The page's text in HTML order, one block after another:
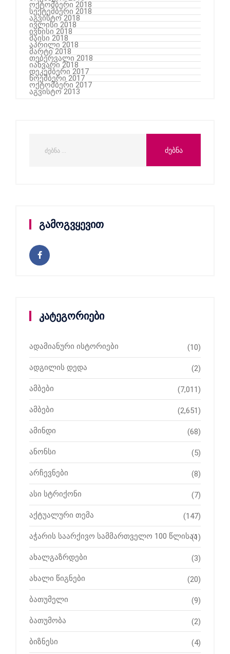
ოქტომბერი 2018
სექტემბერი 2018
აგვისტო 2018
ივლისი 2018
ივნისი 2018
მაისი 2018
აპრილი 2018
მარტი 2018
თებერვალი 2018
იანვარი 2018
დეკემბერი 2017
ნოემბერი 2017
ოქტომბერი 2017
აგვისტო 2013
გამოგვყევით
კატეგორიები
ადამიანური ისტორიები (10)
ადგილის დედა (2)
ამბები (7,011)
ამბები (2,651)
ამინდი (68)
ანონსი (5)
არჩევნები (8)
ასი სტრიქონი (7)
აქტუალური თემა (147)
აჭარის საარქივო სამმართველო 100 წლისაა
(1)
ახალგაზრდები (3)
ახალი წიგნები (20)
ბათუმელი (9)
ბათუმობა (2)
ბიზნესი (4)